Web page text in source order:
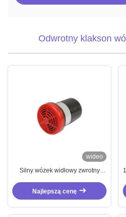
Odwrotny klakson
wideo
Silny wózek widłowy zwrotny
samochodów
Najlepszą cenę